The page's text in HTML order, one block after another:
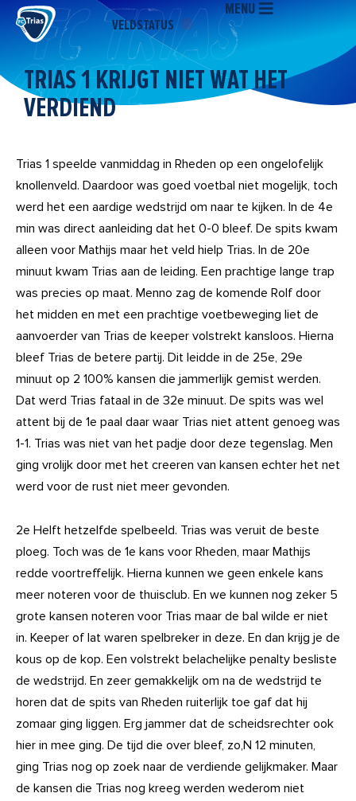
naar
inhoud
VELDSTATUS
MENU
TRIAS 1 KRIJGT NIET WAT HET
VERDIEND
Trias 1 speelde vanmiddag in Rheden op een ongelofelijk
knollenveld. Daardoor was goed voetbal niet mogelijk, toch
werd het een aardige wedstrijd om naar te kijken. In de 4e
min was direct aanleiding dat het 0-0 bleef. De spits kwam
alleen voor Mathijs maar het veld hielp Trias. In de 20e
minuut kwam Trias aan de leiding. Een prachtige lange trap
was precies op maat. Menno zag de komende Rolf door
het midden en met een prachtige voetbeweging liet de
aanvoerder van Trias de keeper volstrekt kansloos. Hierna
bleef Trias de betere partij. Dit leidde in de 25e, 29e
minuut op 2 100% kansen die jammerlijk gemist werden.
Dat werd Trias fataal in de 32e minuut. De spits was wel
attent bij de 1e paal daar waar Trias niet attent genoeg was
1-1. Trias was niet van het padje door deze tegenslag. Men
ging vrolijk door met het creeren van kansen echter het net
werd voor de rust niet meer gevonden.
2e Helft hetzelfde spelbeeld. Trias was veruit de beste
ploeg. Toch was de 1e kans voor Rheden, maar Mathijs
redde voortreffelijk. Hierna kunnen we geen enkele kans
meer noteren voor de thuisclub. En we kunnen nog zeker 5
grote kansen noteren voor Trias maar de bal wilde er niet
in. Keeper of lat waren spelbreker in deze. En dan krijg je de
kous op de kop. Een volstrekt belachelijke penalty besliste
de wedstrijd. En zeer gemakkelijk om na de wedstrijd te
horen dat de spits van Rheden ruiterlijk toe gaf dat hij
zomaar ging liggen. Erg jammer dat de scheidsrechter ook
hier in mee ging. De tijd die over bleef, zo,N 12 minuten,
ging Trias nog op zoek naar de verdiende gelijkmaker. Maar
de kansen die Trias nog kreeg werden wederom niet